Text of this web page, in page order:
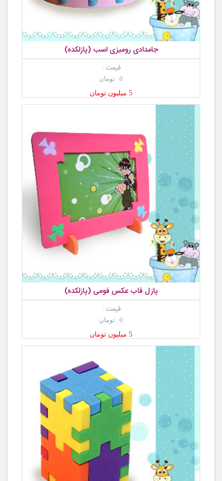
جامدادی رومیزی اسب (پازلکده)
قیمت :
0 تومان
5 میلیون تومان
پازل قاب عکس فومی (پازلکده)
قیمت :
0 تومان
5 میلیون تومان